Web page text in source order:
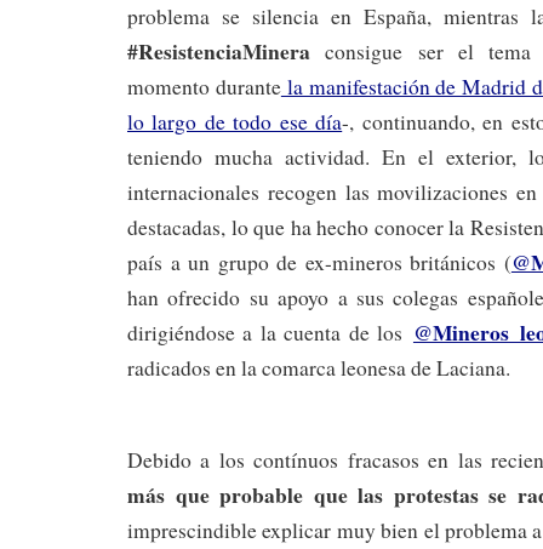
problema se silencia en España, mientras
#ResistenciaMinera consigue ser el tema
momento durantela manifestación de Madrid
lo largo de todo ese día-, continuando, en
teniendo mucha actividad. En el exterior,
internacionales recogen las movilizaciones
destacadas, lo que ha hecho conocer la
país a un grupo de ex-mineros británicos (
han ofrecido su apoyo a sus colegas
dirigiéndose a la cuenta de los
radicados en la comarca leonesa de Laciana.
Debido a los contínuos fracasos en las
más que probable que las protestas se
imprescindible explicar muy bien el problema